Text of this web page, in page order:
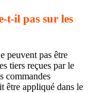
t-il pas sur les
peuvent pas être
tiers reçues par le
commandes
être appliqué dans le